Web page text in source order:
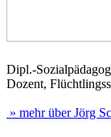
Dipl.-
Dozent,
» mehr über Jörg